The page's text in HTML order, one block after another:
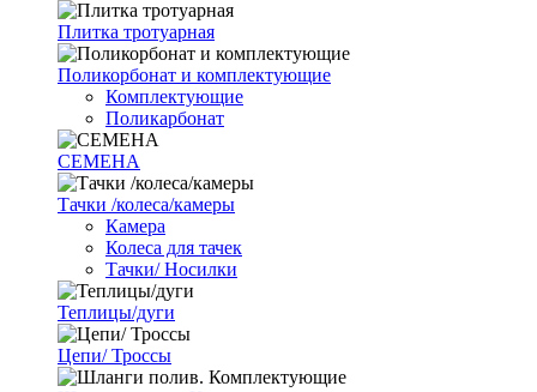
Плитка тротуарная
Поликорбонат и комплектующие
Комплектующие
Поликарбонат
СЕМЕНА
Тачки /колеса/камеры
Камера
Колеса для тачек
Тачки/ Носилки
Теплицы/дуги
Цепи/ Троссы